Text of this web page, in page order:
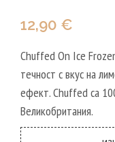
12,90 €
Chuffed On Ice
течност с вкус на
ефект. Chuffed са
Великобритания.